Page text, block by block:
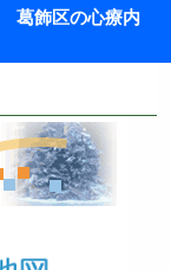
葛飾区の心療内